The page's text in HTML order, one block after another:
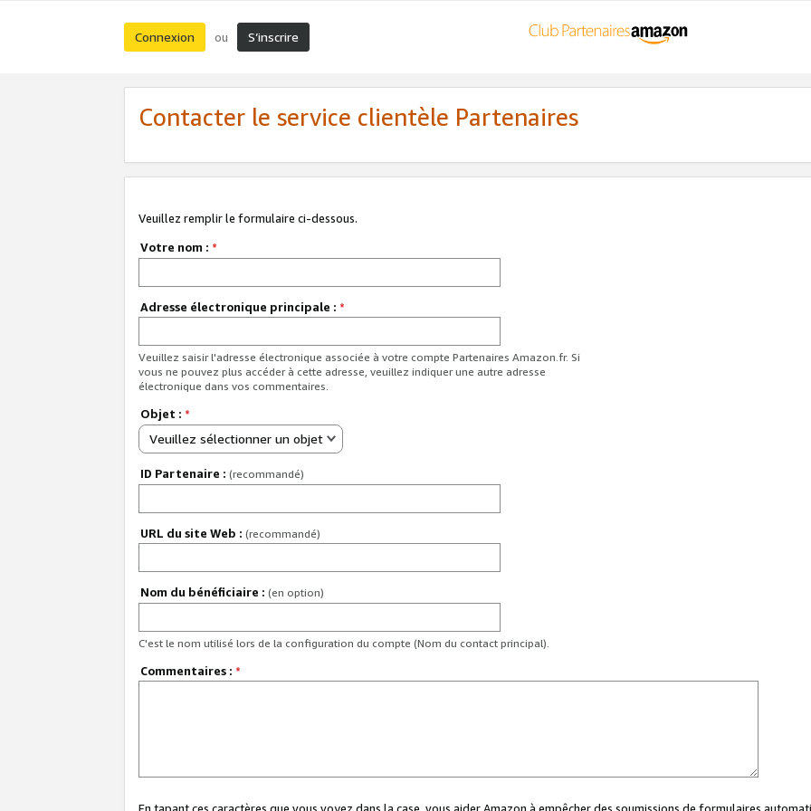
Connexion ou S’inscrire
Contacter le service clientèle Partenaires
Veuillez remplir le formulaire ci-dessous.
Votre nom : *
Adresse électronique principale : *
Veuillez saisir l'adresse électronique associée à votre compte Partenaires Amazon.fr. Si
vous ne pouvez plus accéder à cette adresse, veuillez indiquer une autre adresse
électronique dans vos commentaires.
Objet : *
Veuillez sélectionner un objet
ID Partenaire : (recommandé)
URL du site Web : (recommandé)
Nom du bénéficiaire : (en option)
C'est le nom utilisé lors de la configuration du compte (Nom du contact principal).
Commentaires : *